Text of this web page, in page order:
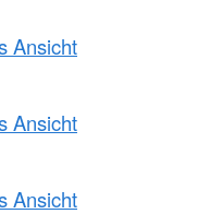
Ansicht
Ansicht
Ansicht